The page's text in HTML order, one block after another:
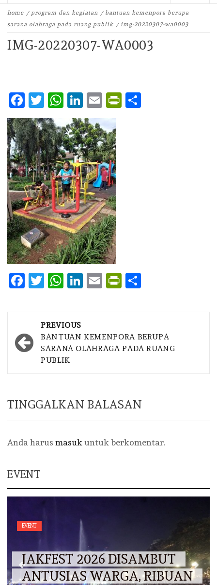
home program dan kegiatan
bantuan kemenpora berupa
sarana olahraga pada ruang publik
img-20220307-wa0003
IMG-20220307-WA0003
Facebook
Twitter
WhatsApp
LinkedIn
EmailPrintFriendly
Facebook
Twitter
WhatsApp
LinkedIn
EmailPrintFriendly
navigation
PREVIOUS
BANTUAN KEMENPORA BERUPA
SARANA OLAHRAGA PADA RUANG
PUBLIK
TINGGALKAN BALASAN
Anda harus masuk untuk berkomentar.
EVENT
EVENT
JAKFEST 2026 DISAMBUT
ANTUSIAS WARGA, RIBUAN